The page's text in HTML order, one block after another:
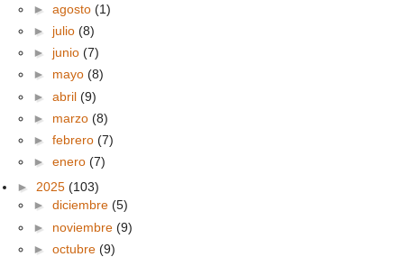
► agosto (1)
► julio (8)
► junio (7)
► mayo (8)
► abril (9)
► marzo (8)
► febrero (7)
► enero (7)
► 2025 (103)
► diciembre (5)
► noviembre (9)
► octubre (9)